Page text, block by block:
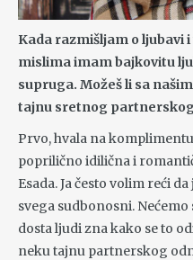
Kada razmišljam o ljubavi
mislima imam bajkovitu
supruga. Možeš li sa
tajnu sretnog
Prvo, hvala na
poprilično idilična i
Esada. Ja često volim reći
svega sudbonosni.
dosta ljudi zna kako se to
neku tajnu partnerskog